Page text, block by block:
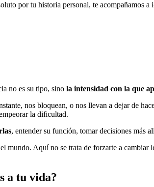
por tu historia personal, te acompañamos
no es su tipo, sino la intensidad con la que
nos bloquean, o nos llevan a dejar de
la dificultad.
, entender su función, tomar decisiones más
mundo. Aquí no se trata de forzarte a cambiar
a tu vida?